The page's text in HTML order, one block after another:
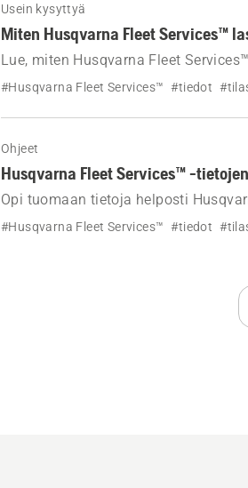
Usein kysyttyä
Miten Husqvarna Fleet Services™
Lue, miten Husqvarna Fleet
hiilidioksidipäästöjä käyttämällä
#Husqvarna Fleet Services™ #tiedot
Ohjeet
Husqvarna Fleet Services™ -
Opi tuomaan tietoja helposti
#Husqvarna Fleet Services™ #tiedot